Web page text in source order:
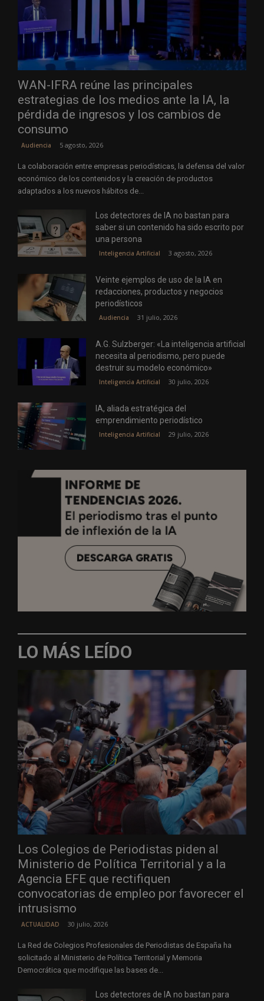
WAN-IFRA reúne las principales
estrategias de los medios ante la IA, la
pérdida de ingresos y los cambios de
consumo
Audiencia 5 agosto, 2026
La colaboración entre empresas periodísticas, la defensa del valor
económico de los contenidos y la creación de productos
adaptados a los nuevos hábitos de...
Los detectores de IA no bastan para
saber si un contenido ha sido escrito por
una persona
Inteligencia Artificial 3 agosto, 2026
Veinte ejemplos de uso de la IA en
redacciones, productos y negocios
periodísticos
Audiencia 31 julio, 2026
A.G. Sulzberger: «La inteligencia artificial
necesita al periodismo, pero puede
destruir su modelo económico»
Inteligencia Artificial 30 julio, 2026
IA, aliada estratégica del
emprendimiento periodístico
Inteligencia Artificial 29 julio, 2026
LO MÁS LEÍDO
Los Colegios de Periodistas piden al
Ministerio de Política Territorial y a la
Agencia EFE que rectifiquen
convocatorias de empleo por favorecer el
intrusismo
ACTUALIDAD 30 julio, 2026
La Red de Colegios Profesionales de Periodistas de España ha
solicitado al Ministerio de Política Territorial y Memoria
Democrática que modifique las bases de...
Los detectores de IA no bastan para